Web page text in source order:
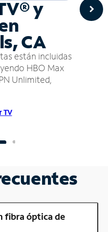
y
CA
están incluidas
HBO Max
Unlimited,
TV
fibra óptica de